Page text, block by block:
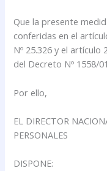
Que la presente
conferidas en el
Nº 25.326 y el
del Decreto Nº 1558/
Por ello,
EL DIRECTOR
PERSONALES
DISPONE: